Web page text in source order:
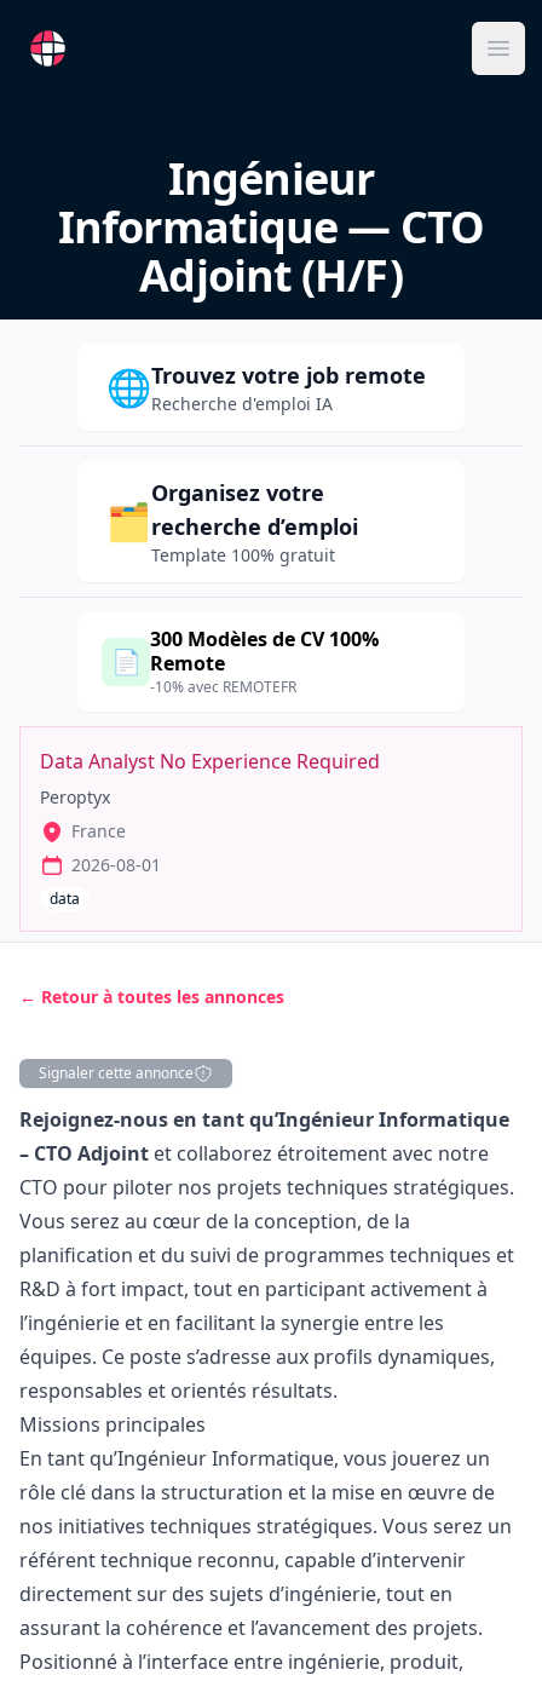
RemoteFR
Ingénieur
Informatique — CTO
Adjoint (H/F)
🌐Trouvez votre job remote
Recherche d'emploi IA
🗂️
Organisez votre
recherche d’emploi
Template 100% gratuit
📄
300 Modèles de CV 100%
Remote
-10% avec REMOTEFR
Data Analyst No Experience Required
Peroptyx
France
2026-08-01
data
← Retour à toutes les annonces
Signaler cette annonce
Description
Rejoignez-nous en tant qu’Ingénieur Informatique
– CTO Adjoint et collaborez étroitement avec notre
CTO pour piloter nos projets techniques stratégiques.
Vous serez au cœur de la conception, de la
planification et du suivi de programmes techniques et
R&D à fort impact, tout en participant activement à
l’ingénierie et en facilitant la synergie entre les
équipes. Ce poste s’adresse aux profils dynamiques,
responsables et orientés résultats.
Missions principales
En tant qu’Ingénieur Informatique, vous jouerez un
rôle clé dans la structuration et la mise en œuvre de
nos initiatives techniques stratégiques. Vous serez un
référent technique reconnu, capable d’intervenir
directement sur des sujets d’ingénierie, tout en
assurant la cohérence et l’avancement des projets.
Positionné à l’interface entre ingénierie, produit,